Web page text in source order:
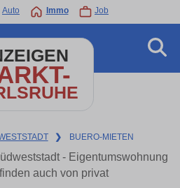
Auto Immo Job
❯ BUERO-MIETEN
- Eigentumswohnung
auch von privat